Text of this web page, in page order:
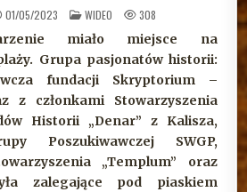
01/05/2023 OPUBLIKOWANE
W
WIDEO 308
miało miejsce na
Grupa pasjonatów historii:
fundacji Skryptorium –
z członkami Stowarzyszenia
Historii „Denar” z Kalisza,
Poszukiwawczej SWGP,
„Templum” oraz
zalegające pod piaskiem